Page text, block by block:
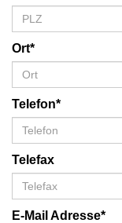
Ort*
Telefon*
Telefax
E-Mail Adresse*